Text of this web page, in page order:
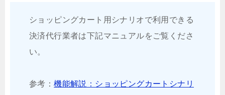
ショッピングカート用シナリオで利用できる
決済代行業者は下記マニュアルをご覧くださ
い。
参考：機能解説：ショッピングカートシナリ